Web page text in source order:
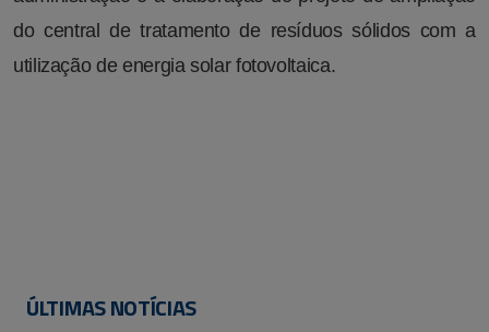
do central de tratamento de resíduos sólidos com a
utilização de energia solar fotovoltaica.
ÚLTIMAS NOTÍCIAS